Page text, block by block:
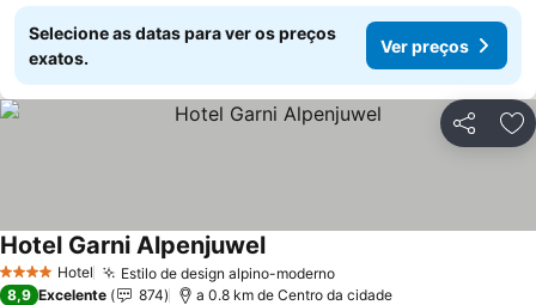
Selecione as datas para ver os preços
exatos.
Ver preços
Partilhar
4 EstrelasHotel Estilo de design alpino-moderno
Hotel Garni Alpenjuwel
8,9 Excelente 874 a 0.8 km de Centro da cidade